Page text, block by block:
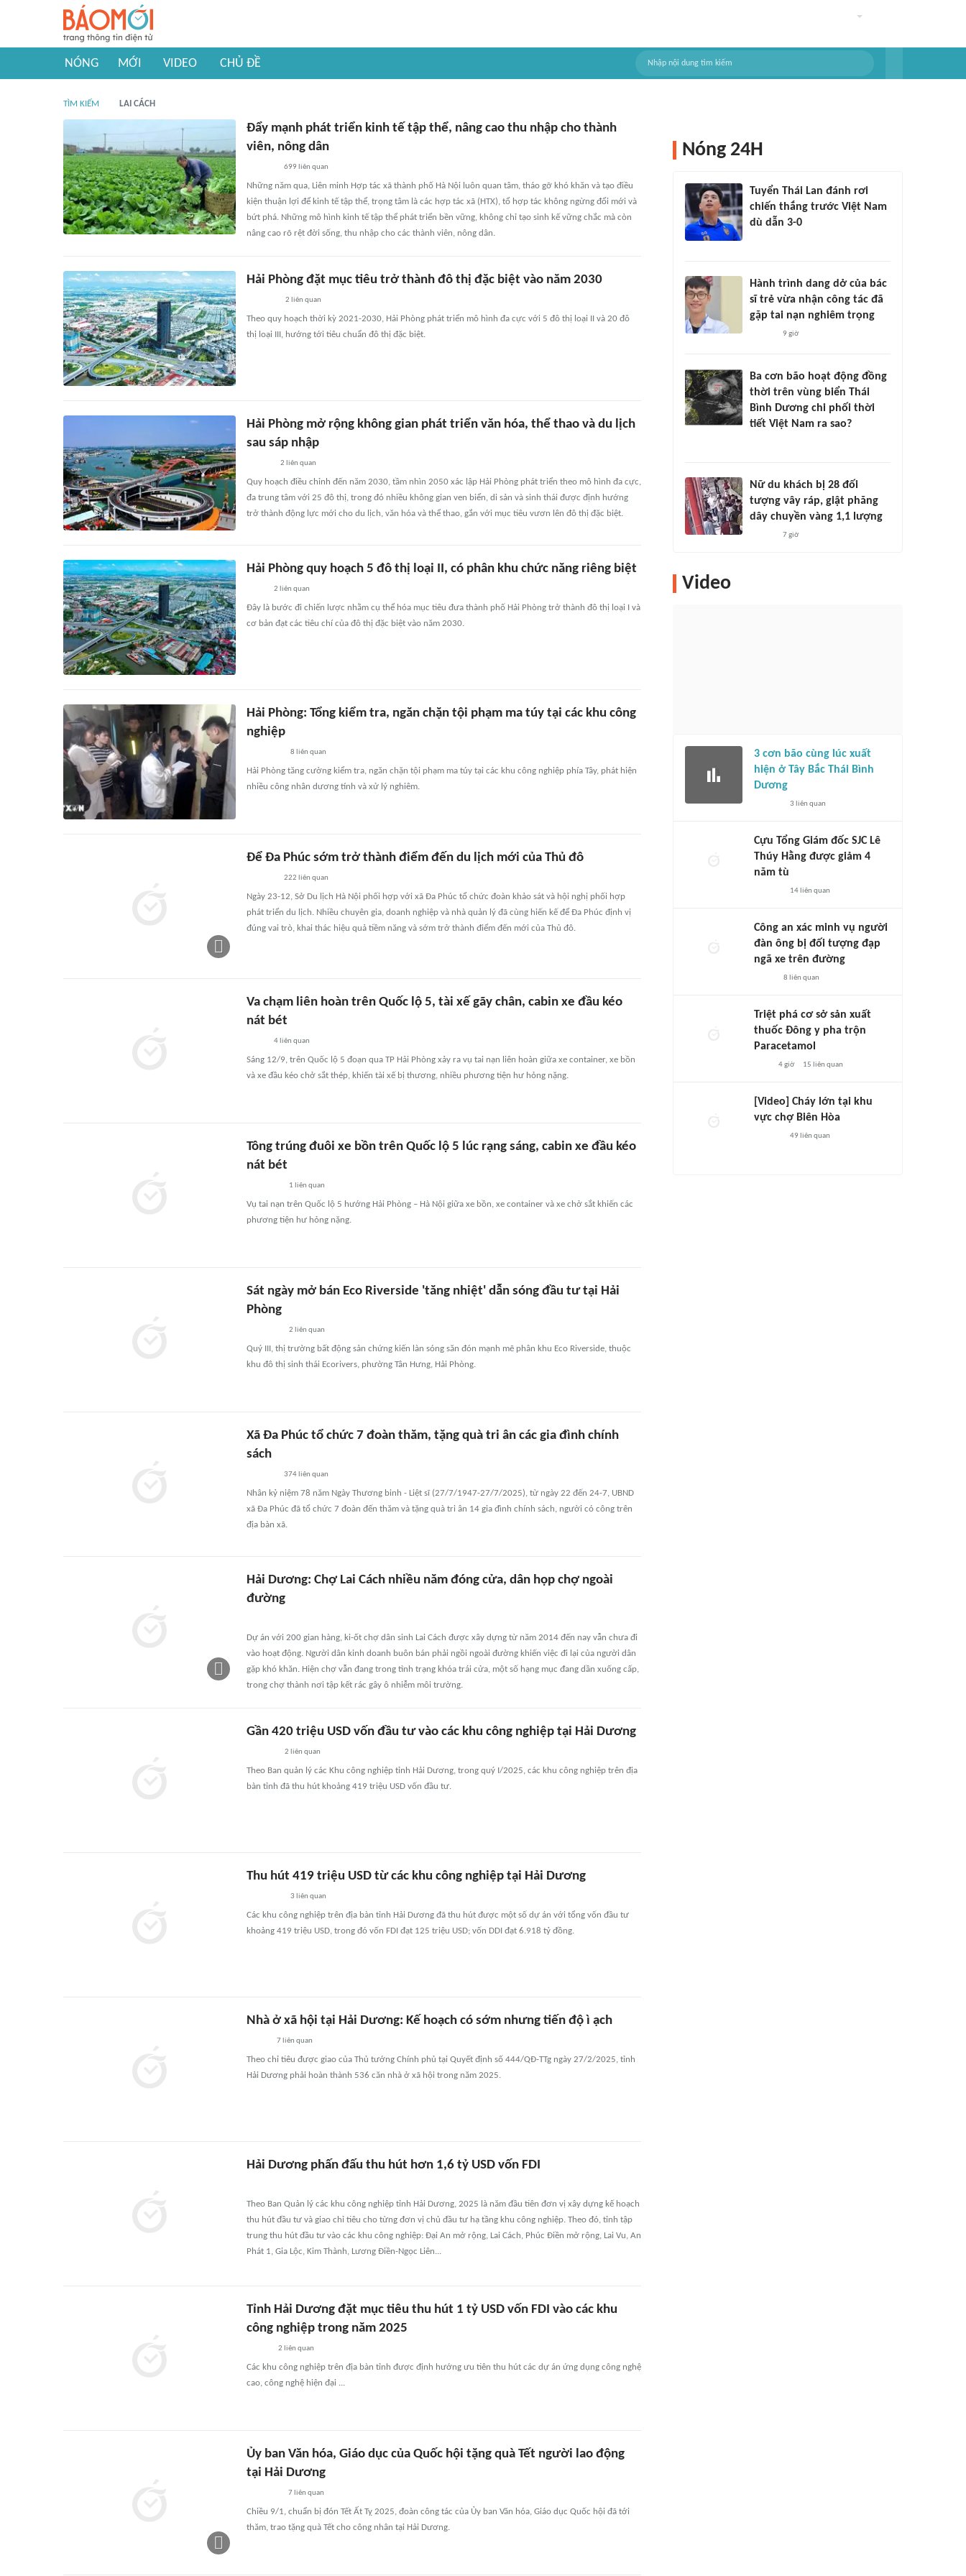
NÓNG MỚI VIDEO CHỦ ĐỀ
TÌM KIẾM LAI CÁCH
Đẩy mạnh phát triển kinh tế tập thể, nâng cao thu nhập cho thành
viên, nông dân
699 liên quan
Những năm qua, Liên minh Hợp tác xã thành phố Hà Nội luôn quan tâm, tháo gỡ khó khăn và tạo điều
kiện thuận lợi để kinh tế tập thể, trọng tâm là các hợp tác xã (HTX), tổ hợp tác không ngừng đổi mới và
bứt phá. Những mô hình kinh tế tập thể phát triển bền vững, không chỉ tạo sinh kế vững chắc mà còn
nâng cao rõ rệt đời sống, thu nhập cho các thành viên, nông dân.
Hải Phòng đặt mục tiêu trở thành đô thị đặc biệt vào năm 2030
2 liên quan
Theo quy hoạch thời kỳ 2021-2030, Hải Phòng phát triển mô hình đa cực với 5 đô thị loại II và 20 đô
thị loại III, hướng tới tiêu chuẩn đô thị đặc biệt.
Hải Phòng mở rộng không gian phát triển văn hóa, thể thao và du lịch
sau sáp nhập
2 liên quan
Quy hoạch điều chỉnh đến năm 2030, tầm nhìn 2050 xác lập Hải Phòng phát triển theo mô hình đa cực,
đa trung tâm với 25 đô thị, trong đó nhiều không gian ven biển, di sản và sinh thái được định hướng
trở thành động lực mới cho du lịch, văn hóa và thể thao, gắn với mục tiêu vươn lên đô thị đặc biệt.
Hải Phòng quy hoạch 5 đô thị loại II, có phân khu chức năng riêng biệt
2 liên quan
Đây là bước đi chiến lược nhằm cụ thể hóa mục tiêu đưa thành phố Hải Phòng trở thành đô thị loại I và
cơ bản đạt các tiêu chí của đô thị đặc biệt vào năm 2030.
Hải Phòng: Tổng kiểm tra, ngăn chặn tội phạm ma túy tại các khu công
nghiệp
8 liên quan
Hải Phòng tăng cường kiểm tra, ngăn chặn tội phạm ma túy tại các khu công nghiệp phía Tây, phát hiện
nhiều công nhân dương tính và xử lý nghiêm.
Để Đa Phúc sớm trở thành điểm đến du lịch mới của Thủ đô
222 liên quan
Ngày 23-12, Sở Du lịch Hà Nội phối hợp với xã Đa Phúc tổ chức đoàn khảo sát và hội nghị phối hợp
phát triển du lịch. Nhiều chuyên gia, doanh nghiệp và nhà quản lý đã cùng hiến kế để Đa Phúc định vị
đúng vai trò, khai thác hiệu quả tiềm năng và sớm trở thành điểm đến mới của Thủ đô.
Va chạm liên hoàn trên Quốc lộ 5, tài xế gãy chân, cabin xe đầu kéo
nát bét
4 liên quan
Sáng 12/9, trên Quốc lộ 5 đoạn qua TP Hải Phòng xảy ra vụ tai nạn liên hoàn giữa xe container, xe bồn
và xe đầu kéo chở sắt thép, khiến tài xế bị thương, nhiều phương tiện hư hỏng nặng.
Tông trúng đuôi xe bồn trên Quốc lộ 5 lúc rạng sáng, cabin xe đầu kéo
nát bét
1 liên quan
Vụ tai nạn trên Quốc lộ 5 hướng Hải Phòng – Hà Nội giữa xe bồn, xe container và xe chở sắt khiến các
phương tiện hư hỏng nặng.
Sát ngày mở bán Eco Riverside 'tăng nhiệt' dẫn sóng đầu tư tại Hải
Phòng
2 liên quan
Quý III, thị trường bất động sản chứng kiến làn sóng săn đón mạnh mẽ phân khu Eco Riverside, thuộc
khu đô thị sinh thái Ecorivers, phường Tân Hưng, Hải Phòng.
Xã Đa Phúc tổ chức 7 đoàn thăm, tặng quà tri ân các gia đình chính
sách
374liên quan
Nhân kỷ niệm 78 năm Ngày Thương binh - Liệt sĩ (27/7/1947-27/7/2025), từ ngày 22 đến 24-7, UBND
xã Đa Phúc đã tổ chức 7 đoàn đến thăm và tặng quà tri ân 14 gia đình chính sách, người có công trên
địa bàn xã.
Hải Dương: Chợ Lai Cách nhiều năm đóng cửa, dân họp chợ ngoài
đường
Dự án với 200 gian hàng, ki-ốt chợ dân sinh Lai Cách được xây dựng từ năm 2014 đến nay vẫn chưa đi
vào hoạt động. Người dân kinh doanh buôn bán phải ngồi ngoài đường khiến việc đi lại của người dân
gặp khó khăn. Hiện chợ vẫn đang trong tình trạng khóa trái cửa, một số hạng mục đang dần xuống cấp,
trong chợ thành nơi tập kết rác gây ô nhiễm môi trường.
Gần 420 triệu USD vốn đầu tư vào các khu công nghiệp tại Hải Dương
2 liên quan
Theo Ban quản lý các Khu công nghiệp tỉnh Hải Dương, trong quý I/2025, các khu công nghiệp trên địa
bàn tỉnh đã thu hút khoảng 419 triệu USD vốn đầu tư.
Thu hút 419 triệu USD từ các khu công nghiệp tại Hải Dương
3 liên quan
Các khu công nghiệp trên địa bàn tỉnh Hải Dương đã thu hút được một số dự án với tổng vốn đầu tư
khoảng 419 triệu USD, trong đó vốn FDI đạt 125 triệu USD; vốn DDI đạt 6.918 tỷ đồng.
Nhà ở xã hội tại Hải Dương: Kế hoạch có sớm nhưng tiến độ ì ạch
7 liên quan
Theo chỉ tiêu được giao của Thủ tướng Chính phủ tại Quyết định số 444/QĐ-TTg ngày 27/2/2025, tỉnh
Hải Dương phải hoàn thành 536 căn nhà ở xã hội trong năm 2025.
Hải Dương phấn đấu thu hút hơn 1,6 tỷ USD vốn FDI
Theo Ban Quản lý các khu công nghiệp tỉnh Hải Dương, 2025 là năm đầu tiên đơn vị xây dựng kế hoạch
thu hút đầu tư và giao chỉ tiêu cho từng đơn vị chủ đầu tư hạ tầng khu công nghiệp. Theo đó, tỉnh tập
trung thu hút đầu tư vào các khu công nghiệp: Ðại An mở rộng, Lai Cách, Phúc Ðiền mở rộng, Lai Vu, An
Phát 1, Gia Lộc, Kim Thành, Lương Ðiền-Ngọc Liên...
Tỉnh Hải Dương đặt mục tiêu thu hút 1 tỷ USD vốn FDI vào các khu
công nghiệp trong năm 2025
2 liên quan
Các khu công nghiệp trên địa bàn tỉnh được định hướng ưu tiên thu hút các dự án ứng dụng công nghệ
cao, công nghệ hiện đại ...
Ủy ban Văn hóa, Giáo dục của Quốc hội tặng quà Tết người lao động
tại Hải Dương
7liên quan
Chiều 9/1, chuẩn bị đón Tết Ất Tỵ 2025, đoàn công tác của Ủy ban Văn hóa, Giáo dục Quốc hội đã tới
thăm, trao tặng quà Tết cho công nhân tại Hải Dương.
Nóng 24H
Tuyển Thái Lan đánh rơi
chiến thắng trước Việt Nam
dù dẫn 3-0
Hành trình dang dở của bác
sĩ trẻ vừa nhận công tác đã
gặp tai nạn nghiêm trọng
9 giờ
Ba cơn bão hoạt động đồng
thời trên vùng biển Thái
Bình Dương chi phối thời
tiết Việt Nam ra sao?
Nữ du khách bị 28 đối
tượng vây ráp, giật phăng
dây chuyền vàng 1,1 lượng
7 giờ
Video
3 cơn bão cùng lúc xuất
hiện ở Tây Bắc Thái Bình
Dương
3 liên quan
Cựu Tổng Giám đốc SJC Lê
Thúy Hằng được giảm 4
năm tù
14 liên quan
Công an xác minh vụ người
đàn ông bị đối tượng đạp
ngã xe trên đường
8 liên quan
Triệt phá cơ sở sản xuất
thuốc Đông y pha trộn
Paracetamol
4 giờ 15 liên quan
[Video] Cháy lớn tại khu
vực chợ Biên Hòa
49 liên quan